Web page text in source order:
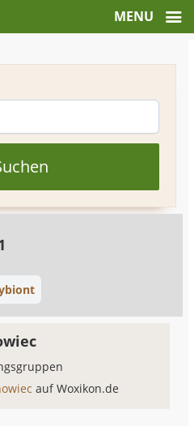
auf Woxikon.de